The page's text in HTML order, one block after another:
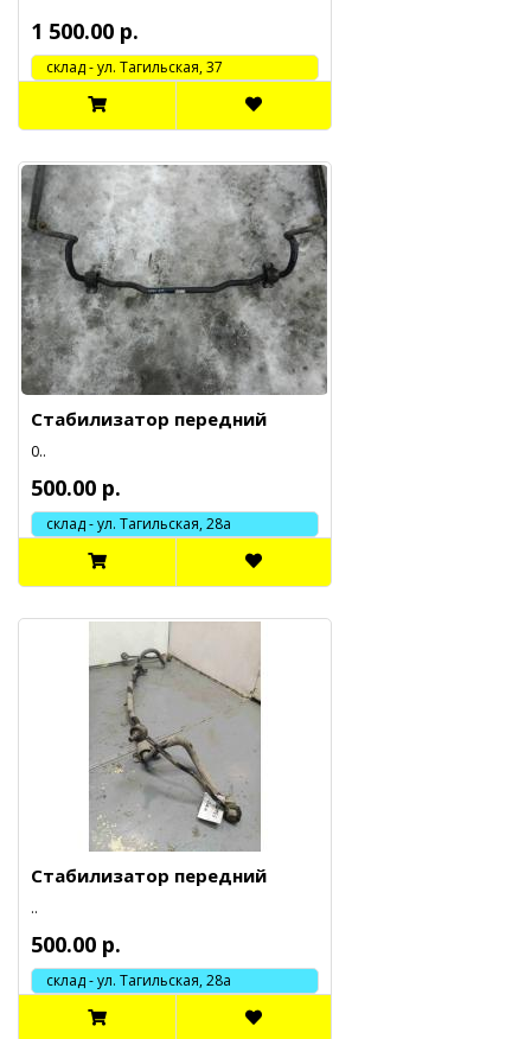
1 500.00 р.
cклад - ул. Тагильская, 37
Стабилизатор передний
0..
500.00 р.
склад - ул. Тагильская, 28а
Стабилизатор передний
..
500.00 р.
склад - ул. Тагильская, 28а